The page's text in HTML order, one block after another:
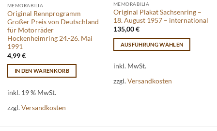
MEMORABILIA
Original Rennprogramm
Großer Preis von Deutschland
für Motorräder
Hockenheimring 24.-26. Mai
1991
4,99€
IN DEN WARENKORB
inkl. 19 % MwSt.
zzgl.Versandkosten
MEMORABILIA
Original Plakat Sachsenring –
18. August 1957 – international
135,00€
AUSFÜHRUNG WÄHLEN
Produkt
mehrere
inkl. MwSt.
zzgl.Versandkosten